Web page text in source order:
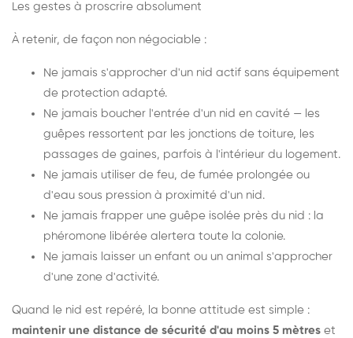
Les gestes à proscrire absolument
À retenir, de façon non négociable :
Ne jamais s'approcher d'un nid actif sans équipement
de protection adapté.
Ne jamais boucher l'entrée d'un nid en cavité — les
guêpes ressortent par les jonctions de toiture, les
passages de gaines, parfois à l'intérieur du logement.
Ne jamais utiliser de feu, de fumée prolongée ou
d'eau sous pression à proximité d'un nid.
Ne jamais frapper une guêpe isolée près du nid : la
phéromone libérée alertera toute la colonie.
Ne jamais laisser un enfant ou un animal s'approcher
d'une zone d'activité.
Quand le nid est repéré, la bonne attitude est simple :
maintenir une distance de sécurité d'au moins 5 mètres et